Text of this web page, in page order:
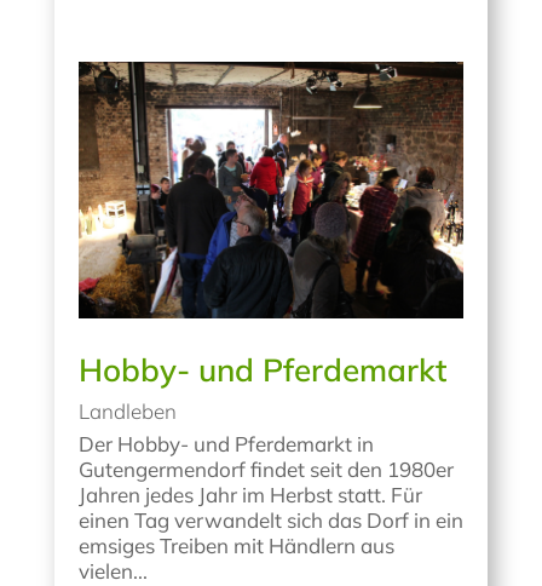
Hobby- und Pferdemarkt
Landleben
Der Hobby- und Pferdemarkt in
Gutengermendorf findet seit den 1980er
Jahren jedes Jahr im Herbst statt. Für
einen Tag verwandelt sich das Dorf in ein
emsiges Treiben mit Händlern aus
vielen...